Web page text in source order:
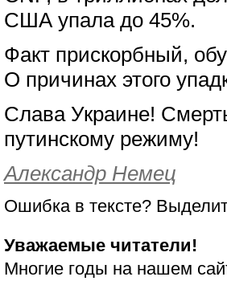
США упала до 45%.
Факт прискорбный,
О причинах этого
Слава Украине!
путинскому режиму!
Александр Немец
Ошибка в тексте?
Уважаемые читатели!
Многие годы на нашем